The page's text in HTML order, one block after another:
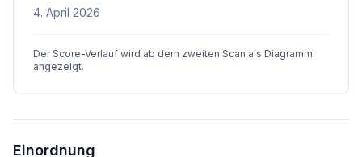
4. April 2026
Der Score-Verlauf wird ab dem zweiten Scan als Diagramm
angezeigt.
Einordnung